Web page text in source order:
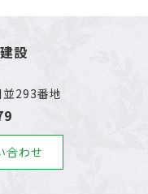
設
293番地
合わせ